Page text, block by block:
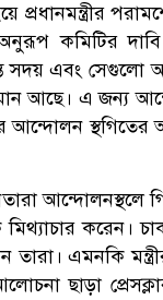
প্রধানমন্ত্রীর
কমিটির দাবি
সদয় এবং
আছে। এ জন্য
আন্দোলন
আন্দোলনস্থলে
করেন।
তারা। এমনকি
আলোচনা ছাড়া